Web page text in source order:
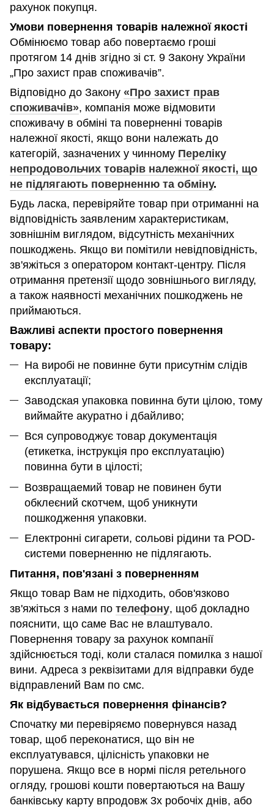
рахунок покупця.
Умови повернення товарів належної якості
Обмінюємо товар або повертаємо гроші
протягом 14 днів згідно зі ст. 9 Закону України
„Про захист прав споживачів”.
Відповідно до Закону «Про захист прав
споживачів», компанія може відмовити
споживачу в обміні та поверненні товарів
належної якості, якщо вони належать до
категорій, зазначених у чинному Переліку
непродовольчих товарів належної якості, що
не підлягають поверненню та обміну.
Будь ласка, перевіряйте товар при отриманні на
відповідність заявленим характеристикам,
зовнішнім виглядом, відсутність механічних
пошкоджень. Якщо ви помітили невідповідність,
зв'яжіться з оператором контакт-центру. Після
отримання претензії щодо зовнішнього вигляду,
а також наявності механічних пошкоджень не
приймаються.
Важливі аспекти простого повернення
товару:
На виробі не повинне бути присутнім слідів
експлуатації;
Заводская упаковка повинна бути цілою, тому
виймайте акуратно і дбайливо;
Вся супроводжує товар документація
(етикетка, інструкція про експлуатацію)
повинна бути в цілості;
Возвращаемий товар не повинен бути
обклеєний скотчем, щоб уникнути
пошкодження упаковки.
Електронні сигарети, сольові рідини та POD-
системи поверненню не підлягають.
Питання, пов'язані з поверненням
Якщо товар Вам не підходить, обов'язково
зв'яжіться з нами по телефону, щоб докладно
пояснити, що саме Вас не влаштувало.
Повернення товару за рахунок компанії
здійснюється тоді, коли сталася помилка з нашої
вини. Адреса з реквізитами для відправки буде
відправлений Вам по смс.
Як відбувається повернення фінансів?
Спочатку ми перевіряємо повернувся назад
товар, щоб переконатися, що він не
експлуатувався, цілісність упаковки не
порушена. Якщо все в нормі після ретельного
огляду, грошові кошти повертаються на Вашу
банківську карту впродовж 3х робочіх днів, або